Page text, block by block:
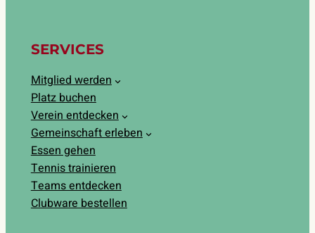
SERVICES
Mitglied werden
Platz buchen
Verein entdecken
Gemeinschaft erleben
Essen gehen
Tennis trainieren
Teams entdecken
Clubware bestellen